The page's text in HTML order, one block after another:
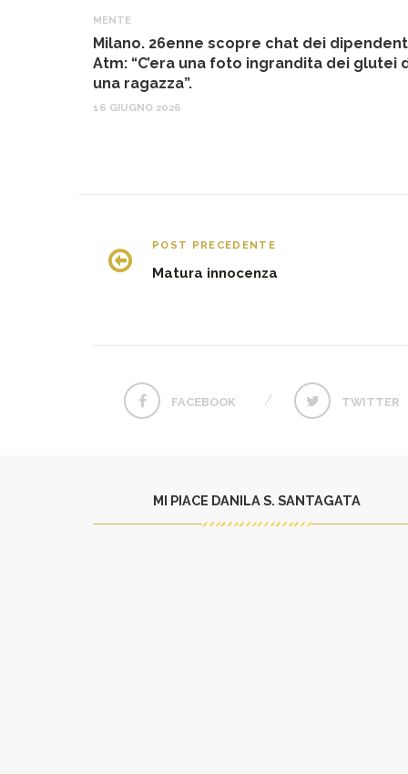
MENTE
Milano. 26enne scopre chat dei
Atm: “C’era una foto ingrandita dei glutei
una ragazza”.
16 GIUGNO 2026
POST PRECEDENTE
Matura innocenza
FACEBOOK TWITTER
MI PIACE DANILA S. SANTAGATA